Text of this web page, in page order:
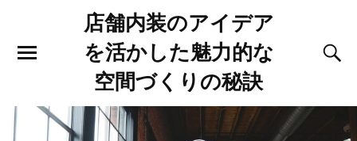
店舗内装のアイデア
を活かした魅力的な
空間づくりの秘訣